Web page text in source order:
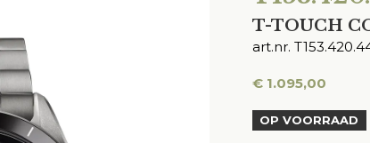
T-TOUCH
art.nr.
€ 1.095,00
OP VOORRAAD